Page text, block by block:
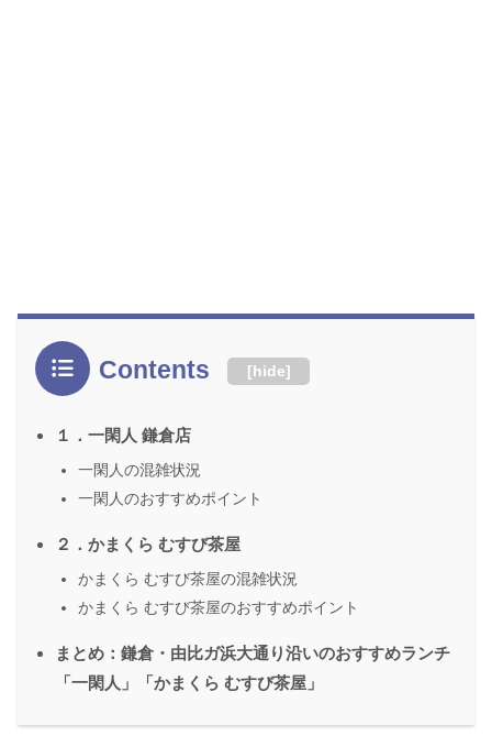
Contents [hide]
１．一閑人 鎌倉店
一閑人の混雑状況
一閑人のおすすめポイント
２．かまくら むすび茶屋
かまくら むすび茶屋の混雑状況
かまくら むすび茶屋のおすすめポイント
まとめ：鎌倉・由比ガ浜大通り沿いのおすすめランチ
「一閑人」「かまくら むすび茶屋」